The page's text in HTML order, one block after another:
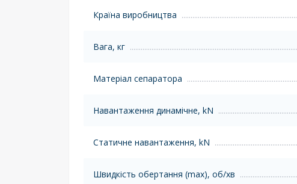
Країна виробництва
Вага, кг
Матеріал сепаратора
Навантаження динамічне, kN
Статичне навантаження, kN
Швидкість обертання (max), об/хв